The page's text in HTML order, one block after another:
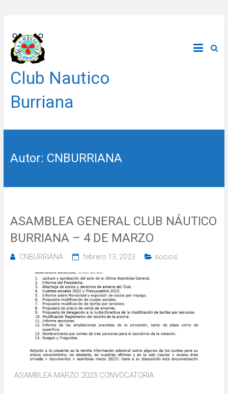
contenido
Club Nautico
Burriana
Autor: CNBURRIANA
ASAMBLEA GENERAL CLUB NÁUTICO
BURRIANA – 4 DE MARZO
CNBURRIANA febrero 13, 2023 socios
ASAMBLEA MARZO 2023 CONVOCATORIA